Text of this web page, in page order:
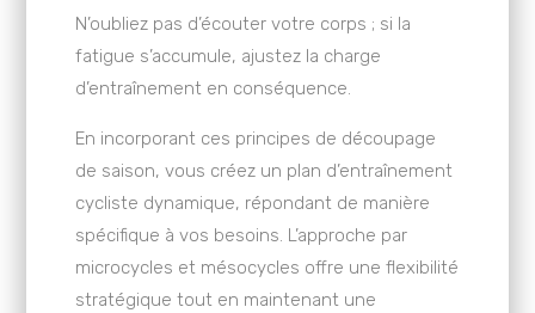
N’oubliez pas d’écouter votre corps ; si la
fatigue s’accumule, ajustez la charge
d’entraînement en conséquence.
En incorporant ces principes de découpage
de saison, vous créez un plan d’entraînement
cycliste dynamique, répondant de manière
spécifique à vos besoins. L’approche par
microcycles et mésocycles offre une flexibilité
stratégique tout en maintenant une